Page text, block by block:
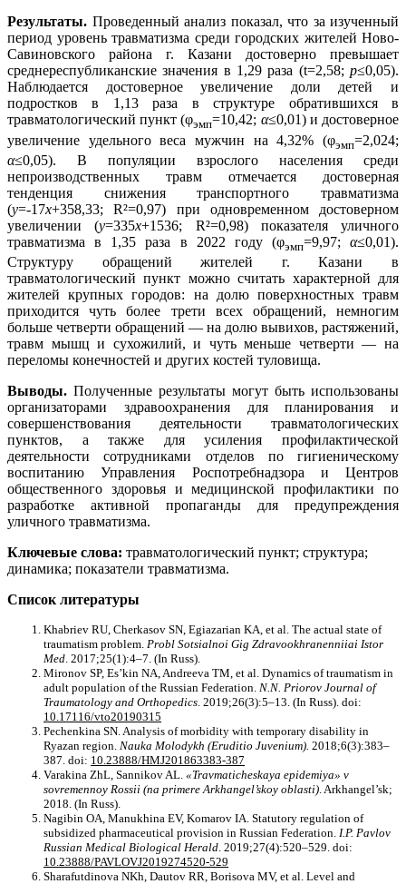
Результаты. Проведенный анализ показал, что за изученный
период уровень травматизма среди городских жителей Ново-
Савиновского района г. Казани достоверно превышает
среднереспубликанские значения в 1,29 раза (t=2,58; р≤0,05).
Наблюдается достоверное увеличение доли детей и
подростков в 1,13 раза в структуре обратившихся в
травматологический пункт (φэмп=10,42; α≤0,01) и достоверное
увеличение удельного веса мужчин на 4,32% (φэмп=2,024;
α≤0,05). В популяции взрослого населения среди
непроизводственных травм отмечается достоверная
тенденция снижения транспортного травматизма
(y=-17x+358,33; R²=0,97) при одновременном достоверном
увеличении (y=335x+1536; R²=0,98) показателя уличного
травматизма в 1,35 раза в 2022 году (φэмп=9,97; α≤0,01).
Структуру обращений жителей г. Казани в
травматологический пункт можно считать характерной для
жителей крупных городов: на долю поверхностных травм
приходится чуть более трети всех обращений, немногим
больше четверти обращений — на долю вывихов, растяжений,
травм мышц и сухожилий, и чуть меньше четверти — на
переломы конечностей и других костей туловища.
Выводы. Полученные результаты могут быть использованы
организаторами здравоохранения для планирования и
совершенствования деятельности травматологических
пунктов, а также для усиления профилактической
деятельности сотрудниками отделов по гигиеническому
воспитанию Управления Роспотребнадзора и Центров
общественного здоровья и медицинской профилактики по
разработке активной пропаганды для предупреждения
уличного травматизма.
Ключевые слова: травматологический пункт; структура;
динамика; показатели травматизма.
Список литературы
Khabriev RU, Cherkasov SN, Egiazarian KA, et al. The actual state of
traumatism problem. Probl Sotsialnoi Gig Zdravookhranenniiai Istor
Med . 2017;25(1):4–7. (In Russ).
Mironov SP, Es’kin NA, Andreeva TM, et al. Dynamics of traumatism in
adult population of the Russian Federation. N.N. Priorov Journal of
Traumatology and Orthopedics . 2019;26(3):5–13. (In Russ). doi:
10.17116/vto20190315
Pechenkina SN. Analysis of morbidity with temporary disability in
Ryazan region. Nauka Molodykh (Eruditio Juvenium). 2018;6(3):383–
387. doi: 10.23888/HMJ201863383-387
Varakina ZhL, Sannikov AL. «Travmaticheskaya epidemiya» v
sovremennoy Rossii (na primere Arkhangel’skoy oblasti) . Arkhangel’sk;
2018. (In Russ).
Nagibin OA, Manukhina EV, Komarov IA. Statutory regulation of
subsidized pharmaceutical provision in Russian Federation. I.P. Pavlov
Russian Medical Biological Herald . 2019;27(4):520–529. doi:
10.23888/PAVLOVJ2019274520-529
Sharafutdinova NKh, Dautov RR, Borisova MV, et al. Level and